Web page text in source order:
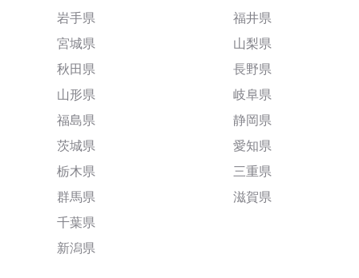
岩手県
宮城県
秋田県
山形県
福島県
茨城県
栃木県
群馬県
千葉県
新潟県
福井県
山梨県
長野県
岐阜県
静岡県
愛知県
三重県
滋賀県